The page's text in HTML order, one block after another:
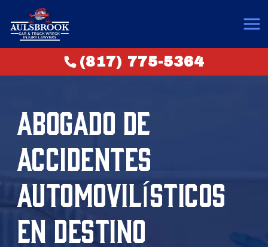
(817) 775-5364
ABOGADO DE
ACCIDENTES
AUTOMOVILÍSTICOS
EN DESTINO